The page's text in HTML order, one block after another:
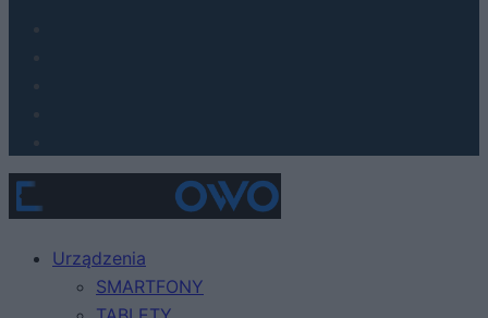
Urządzenia
SMARTFONY